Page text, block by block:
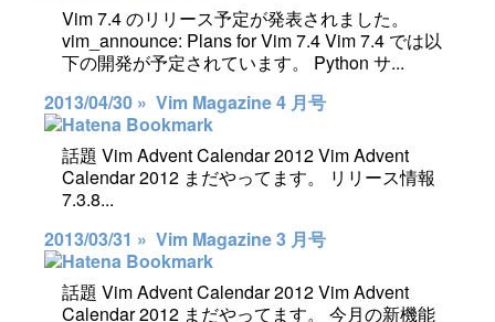
Vim 7.4 のリリース予定が発表されました。
vim_announce: Plans for Vim 7.4 Vim 7.4 では以
下の開発が予定されています。 Python サ...
2013/04/30 » Vim Magazine 4 月号
話題 Vim Advent Calendar 2012 Vim Advent
Calendar 2012 まだやってます。 リリース情報
7.3.8...
2013/03/31 » Vim Magazine 3 月号
話題 Vim Advent Calendar 2012 Vim Advent
Calendar 2012 まだやってます。 今月の新機能